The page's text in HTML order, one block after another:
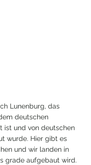
Lunenburg, das
deutschen
ist und von deutschen
wurde. Hier gibt es
und wir landen in
grade aufgebaut wird.